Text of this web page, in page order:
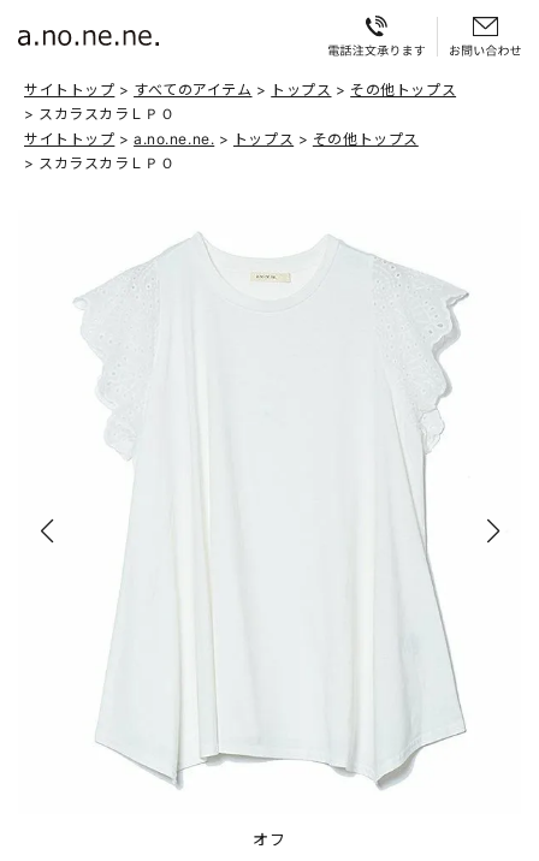
サイトトップ すべてのアイテム トップス
その他トップス
スカラスカラＬＰＯ
サイトトップ
a.no.ne.ne. トップス
その他トップス
スカラスカラＬＰＯ
オフ